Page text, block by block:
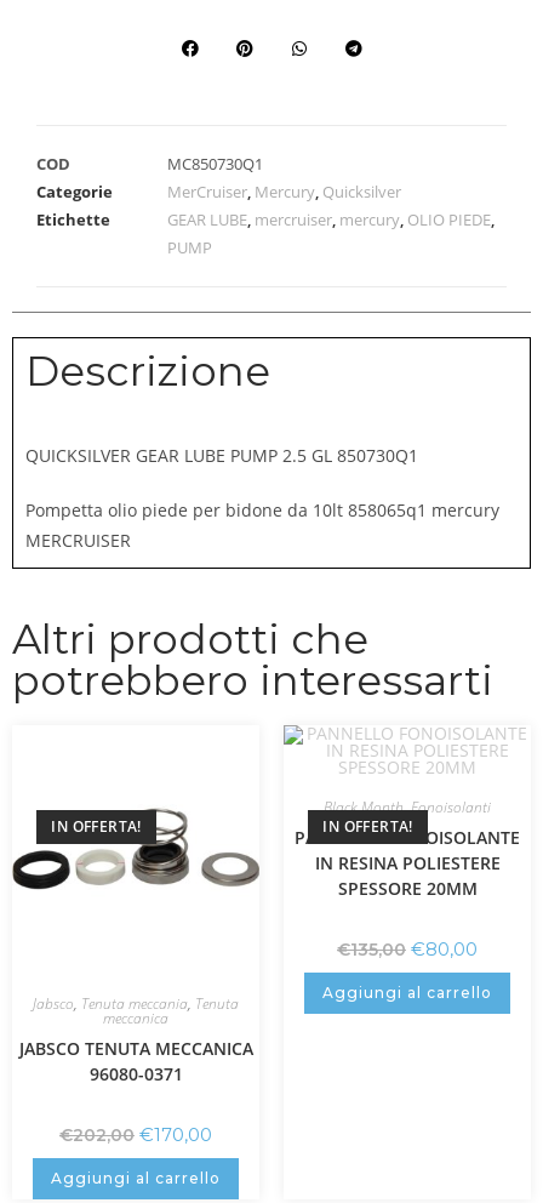
COD
MC850730Q1
Categorie
MerCruiser, Mercury, Quicksilver
Etichette
GEAR LUBE, mercruiser, mercury, OLIO PIEDE,
PUMP
Descrizione
QUICKSILVER GEAR LUBE PUMP 2.5 GL 850730Q1
Pompetta olio piede per bidone da 10lt 858065q1 mercury
MERCRUISER
Altri prodotti che
potrebbero interessarti
IN OFFERTA!
Jabsco, Tenuta meccania, Tenuta
meccanica
JABSCO TENUTA MECCANICA
96080-0371
€202,00 €170,00
Aggiungi al carrello
IN OFFERTA!
Black Month,Fonoisolanti
PANNELLO FONOISOLANTE
IN RESINA POLIESTERE
SPESSORE 20MM
€135,00 €80,00
Aggiungi al carrello